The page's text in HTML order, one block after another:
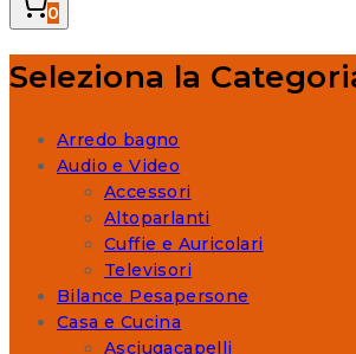
0
Seleziona la
Arredo bagno
Audio e Video
Accessori
Altoparlanti
Cuffie e Auricolari
Televisori
Bilance Pesapersone
Casa e Cucina
Asciugacapelli